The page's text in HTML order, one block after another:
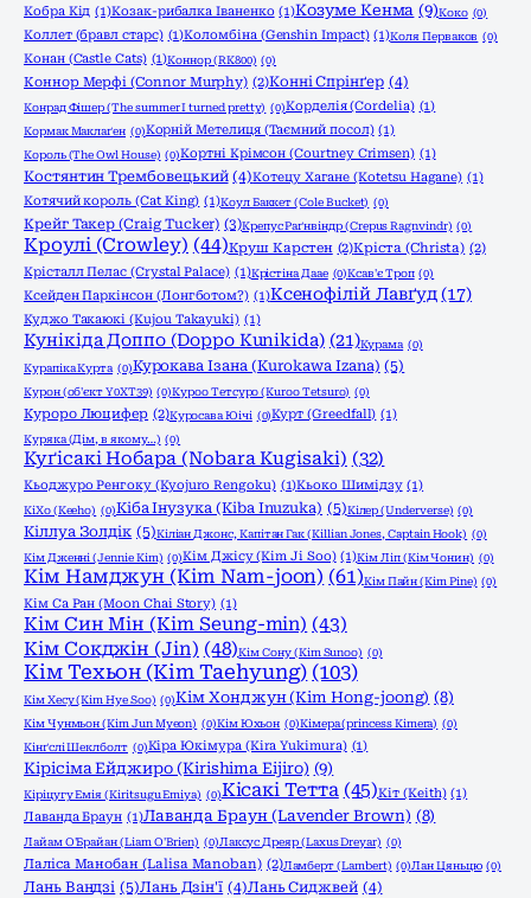
Кобра Кід (1)Козак-рибалка Іваненко (1)Козуме Кенма (9)Коко (0)
Коллет (бравл старс) (1)Коломбіна (Genshin Impact) (1)Коля Перваков (0)
Конан (Castle Cats) (1)Коннор (RK800) (0)
Коннор Мерфі (Connor Murphy) (2)Конні Спрінґер (4)
Конрад Фішер (The summer I turned pretty) (0)Корделія (Cordelia) (1)
Кормак Маклаґен (0)Корній Метелиця (Таємний посол) (1)
Король (The Owl House) (0)Кортні Крімсон (Courtney Crimsen) (1)
Костянтин Трембовецький (4)Котецу Хагане (Kotetsu Hagane) (1)
Котячий король (Cat King) (1)Коул Баккет (Cole Bucket) (0)
Крейг Такер (Craig Tucker) (3)Крепус Раґнвіндр (Crepus Ragnvindr) (0)
Кроулі (Crowley) (44)Круш Карстен (2)Кріста (Christa) (2)
Крісталл Пелас (Crystal Palace) (1)Крістіна Даае (0)Ксав'є Троп (0)
Ксейден Паркінсон (Лонгботом?) (1)Ксенофілій Лавґуд (17)
Куджо Такаюкі (Kujou Takayuki) (1)
Кунікіда Доппо (Doppo Kunikida) (21)Курама (0)
Курапіка Курта (0)Курокава Ізана (Kurokawa Izana) (5)
Курон (об'єкт Y0XT39) (0)Куроо Тетсуро (Kuroo Tetsuro) (0)
Куроро Люцифер (2)Куросава Юічі (0)Курт (Greedfall) (1)
Куряка (Дім, в якому…) (0)
Куґісакі Нобара (Nobara Kugisaki) (32)
Кьоджуро Ренгоку (Kyojuro Rengoku) (1)Кьоко Шимідзу (1)
КіХо (Keeho) (0)Кіба Інузука (Kiba Inuzuka) (5)Кілер (Underverse) (0)
Кіллуа Золдік (5)Кіліан Джонс, Капітан Гак (Killian Jones, Captain Hook) (0)
Кім Дженні (Jennie Kim) (0)Кім Джісу (Kim Ji Soo) (1)Кім Ліп (Кім Чонин) (0)
Кім Намджун (Kim Nam-joon) (61)Кім Пайн (Kim Pine) (0)
Кім Са Ран (Moon Chai Story) (1)
Кім Син Мін (Kim Seung-min) (43)
Кім Сокджін (Jin) (48)Кім Сону (Kim Sunoo) (0)
Кім Техьон (Kim Taehyung) (103)
Кім Хесу (Kim Hye Soo) (0)Кім Хонджун (Kim Hong-joong) (8)
Кім Чунмьон (Kim Jun Myeon) (0)Кім Юхьон (0)Кімера (princess Kimera) (0)
Кінґслі Шеклболт (0)Кіра Юкімура (Kira Yukimura) (1)
Кірісіма Ейджиро (Kirishima Eijiro) (9)
Кіріцугу Емія (Kiritsugu Emiya) (0)Кісакі Тетта (45)Кіт (Keith) (1)
Лаванда Браун (1)Лаванда Браун (Lavender Brown) (8)
Лайам О'Брайан (Liam O'Brien) (0)Лаксус Дреяр (Laxus Dreyar) (0)
Лаліса Манобан (Lalisa Manoban) (2)Ламберт (Lambert) (0)Лан Цяньцю (0)
Лань Вандзі (5)Лань Дзін'ї (4)Лань Сиджвей (4)